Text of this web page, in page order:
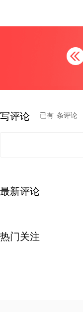
写评论 已有 条评论
最新评论
热门关注